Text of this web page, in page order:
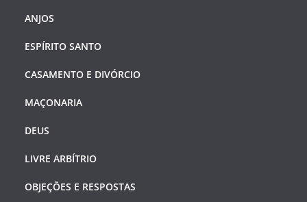
ANJOS
ESPÍRITO SANTO
CASAMENTO E DIVÓRCIO
MAÇONARIA
DEUS
LIVRE ARBÍTRIO
OBJEÇÕES E RESPOSTAS